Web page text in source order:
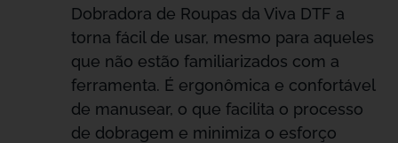
Dobradora de Roupas da Viva DTF a
torna fácil de usar, mesmo para aqueles
que não estão familiarizados com a
ferramenta. É ergonômica e confortável
de manusear, o que facilita o processo
de dobragem e minimiza o esforço